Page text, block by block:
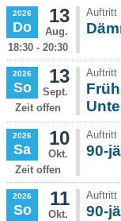
2026
Do
13
Aug.
18:30 - 20:30
Auftritt
2026
So
13
Sept.
Zeit offen
Auftritt
2026
Sa
10
Okt.
Zeit offen
90-
Auftritt
2026
So
11
Okt.
90-
Auftritt